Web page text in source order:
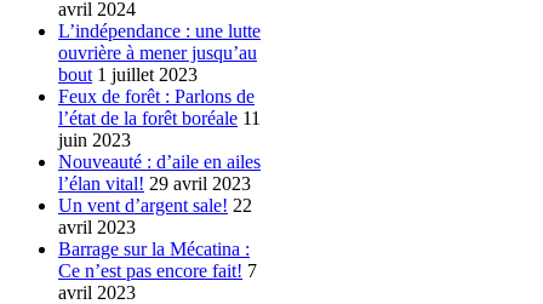
avril 2024
L’indépendance : une lutte
ouvrière à mener jusqu’au
bout 1 juillet 2023
Feux de forêt : Parlons de
l’état de la forêt boréale 11
juin 2023
Nouveauté : d’aile en ailes
l’élan vital! 29 avril 2023
Un vent d’argent sale! 22
avril 2023
Barrage sur la Mécatina :
Ce n’est pas encore fait! 7
avril 2023